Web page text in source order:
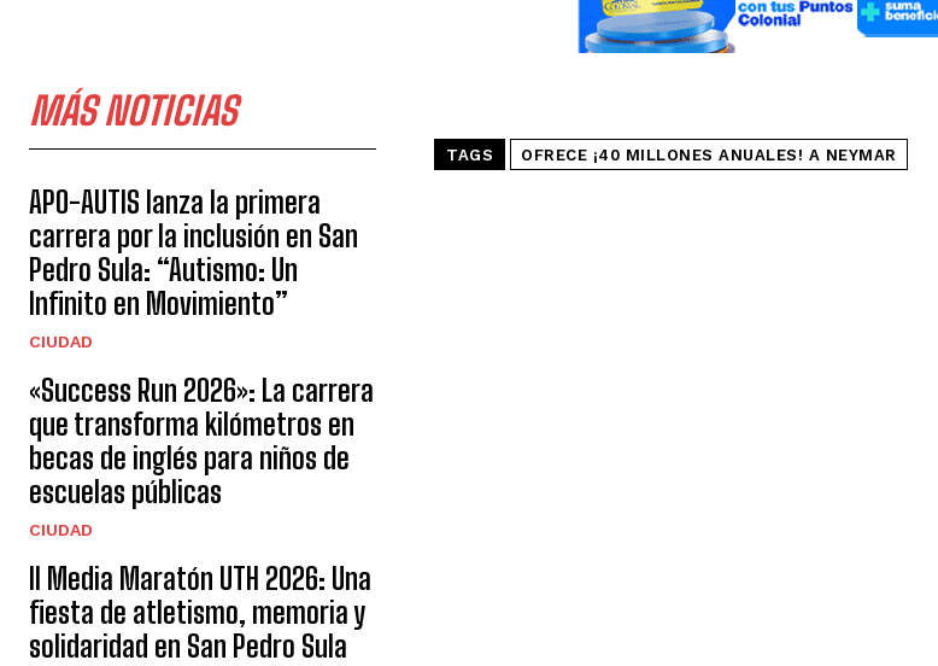
MÁS NOTICIAS
APO-AUTIS lanza la primera
carrera por la inclusión en San
Pedro Sula: “Autismo: Un
Infinito en Movimiento”
CIUDAD
«Success Run 2026»: La carrera
que transforma kilómetros en
becas de inglés para niños de
escuelas públicas
CIUDAD
II Media Maratón UTH 2026: Una
fiesta de atletismo, memoria y
solidaridad en San Pedro Sula
TAGS OFRECE ¡40 MILLONES ANUALES! A NEYMAR